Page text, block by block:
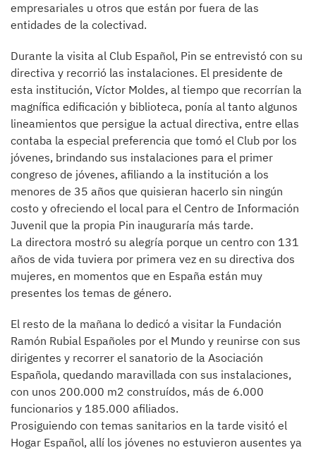
empresariales u otros que están por fuera de las
entidades de la colectivad.
Durante la visita al Club Español, Pin se entrevistó con su
directiva y recorrió las instalaciones. El presidente de
esta institución, Víctor Moldes, al tiempo que recorrían la
magnífica edificación y biblioteca, ponía al tanto algunos
lineamientos que persigue la actual directiva, entre ellas
contaba la especial preferencia que tomó el Club por los
jóvenes, brindando sus instalaciones para el primer
congreso de jóvenes, afiliando a la institución a los
menores de 35 años que quisieran hacerlo sin ningún
costo y ofreciendo el local para el Centro de Información
Juvenil que la propia Pin inauguraría más tarde.
La directora mostró su alegría porque un centro con 131
años de vida tuviera por primera vez en su directiva dos
mujeres, en momentos que en España están muy
presentes los temas de género.
El resto de la mañana lo dedicó a visitar la Fundación
Ramón Rubial Españoles por el Mundo y reunirse con sus
dirigentes y recorrer el sanatorio de la Asociación
Española, quedando maravillada con sus instalaciones,
con unos 200.000 m2 construídos, más de 6.000
funcionarios y 185.000 afiliados.
Prosiguiendo con temas sanitarios en la tarde visitó el
Hogar Español, allí los jóvenes no estuvieron ausentes ya